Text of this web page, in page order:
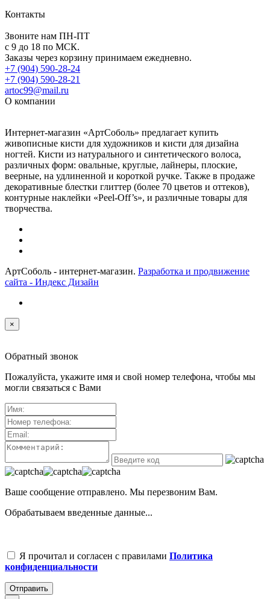
Контакты
Звоните нам ПН-ПТ
с 9 до 18 по МСК.
Заказы через корзину принимаем ежедневно.
+7 (904) 590-28-24
+7 (904) 590-28-21
artoc99@mail.ru
О компании
Интернет-магазин «АртСоболь» предлагает купить
живописные кисти для художников и кисти для дизайна
ногтей. Кисти из натурального и синтетического волоса,
различных форм: овальные, круглые, лайнеры, плоские,
веерные, на удлиненной и короткой ручке. Также в продаже
декоративные блестки глиттер (более 70 цветов и оттеков),
контурные наклейки «Peel-Off’s», и различные товары для
творчества.
АртСоболь - интернет-магазин. Разработка и продвижение
сайта - Индекс Дизайн
×
Обратный звонок
Пожалуйста, укажите имя и свой номер телефона, чтобы мы
могли связаться с Вами
Ваше сообщение отправлено. Мы перезвоним Вам.
Обрабатываем введенные данные...
Я прочитал и согласен с правилами Политика
конфиденциальности
Отправить